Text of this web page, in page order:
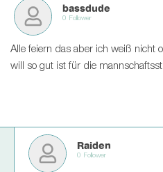
bassdude
0 Follower
Alle feiern das aber ich weiß nicht
will so gut ist für die
Raiden
0 Follower